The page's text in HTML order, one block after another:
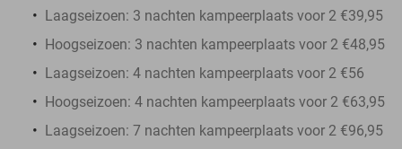
Laagseizoen: 3 nachten kampeerplaats voor 2 €39,95
Hoogseizoen: 3 nachten kampeerplaats voor 2 €48,95
Laagseizoen: 4 nachten kampeerplaats voor 2 €56
Hoogseizoen: 4 nachten kampeerplaats voor 2 €63,95
Laagseizoen: 7 nachten kampeerplaats voor 2 €96,95